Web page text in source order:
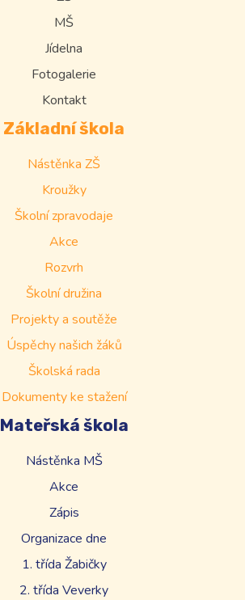
MŠ
Jídelna
Fotogalerie
Kontakt
Základní škola
Nástěnka ZŠ
Kroužky
Školní zpravodaje
Akce
Rozvrh
Školní družina
Projekty a soutěže
Úspěchy našich žáků
Školská rada
Dokumenty ke stažení
Mateřská škola
Nástěnka MŠ
Akce
Zápis
Organizace dne
1. třída Žabičky
2. třída Veverky